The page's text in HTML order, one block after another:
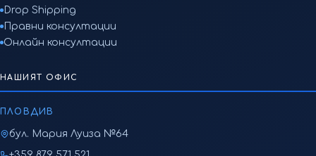
Drop Shipping
Правни консултации
Онлайн консултации
НАШИЯТ ОФИС
ПЛОВДИВ
бул. Мария Луиза №64